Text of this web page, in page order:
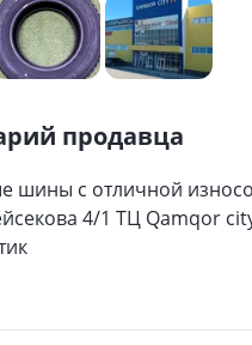
продавца
шины с отличной
4/1 ТЦ Qamqor